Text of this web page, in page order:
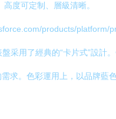
度可定制、層級清晰。
products/platform/
采用了經典的“卡片式”設計
求。色彩運用上，以品牌藍